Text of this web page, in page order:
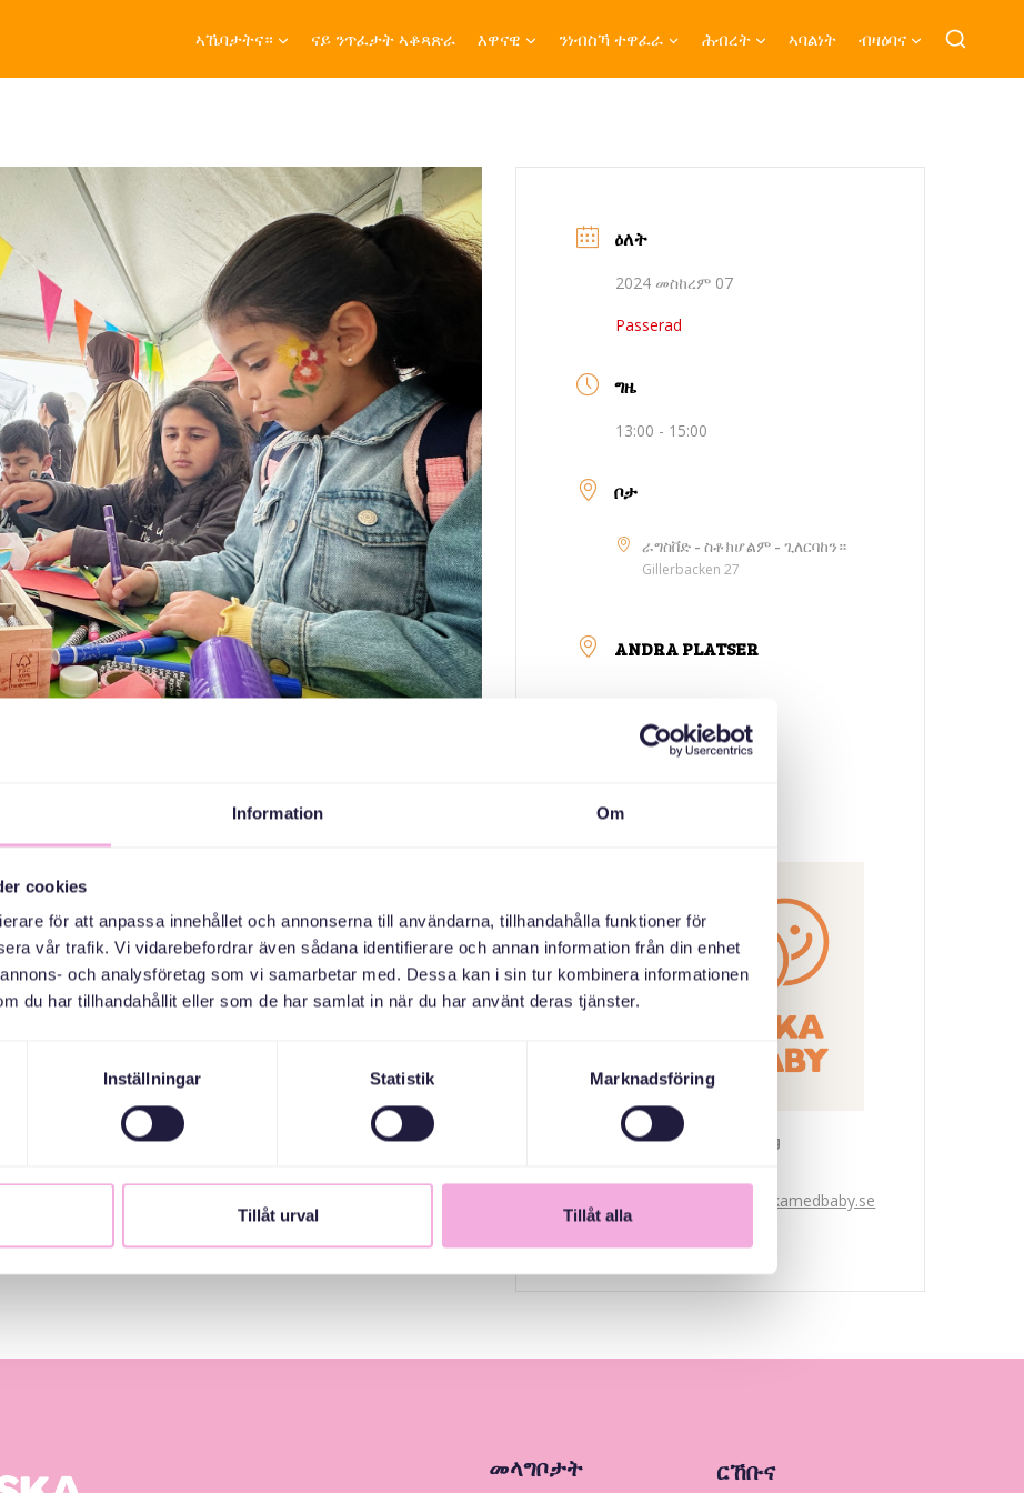
Information Om
cookies
för att anpassa innehållet och annonserna till användarna, tillhandahålla funktioner för
vår trafik. Vi vidarebefordrar även sådana identifierare och annan information från din enhet
och analysföretag som vi samarbetar med. Dessa kan i sin tur kombinera informationen
du har tillhandahållit eller som de har samlat in när du har använt deras tjänster.
Inställningar Statistik Marknadsföring
Tillåt urval Tillåt alla
ኣኼባታትና። ናይ ንጥፈታት ኣቆጻጽራ እዋናዊ ንነብስኻ ተዋፈራ ሕብረት ኣባልነት ብዛዕባና
familjebok!
man räknar in i familjen bestämmer man förstås själv.
en glasspinne, kapsyler och pappkartonger. Och
med sina föräldrar eller andra vuxna.
ዕለት
2024 መስከረም 07
Passerad
ግዜ
13:00 - 15:00
ቦታ
ራግስቨድ - ስቶክሆልም - ጊለርባከን።
Gillerbacken 27
ANDRA PLATSER
ምድባት
Svenska med baby
bokningen@svenskamedbaby.se
መላግቦታት ርኸቡና